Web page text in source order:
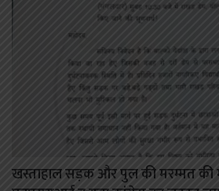
खस्ताहाल सड़क और पुल की मरम्मत की